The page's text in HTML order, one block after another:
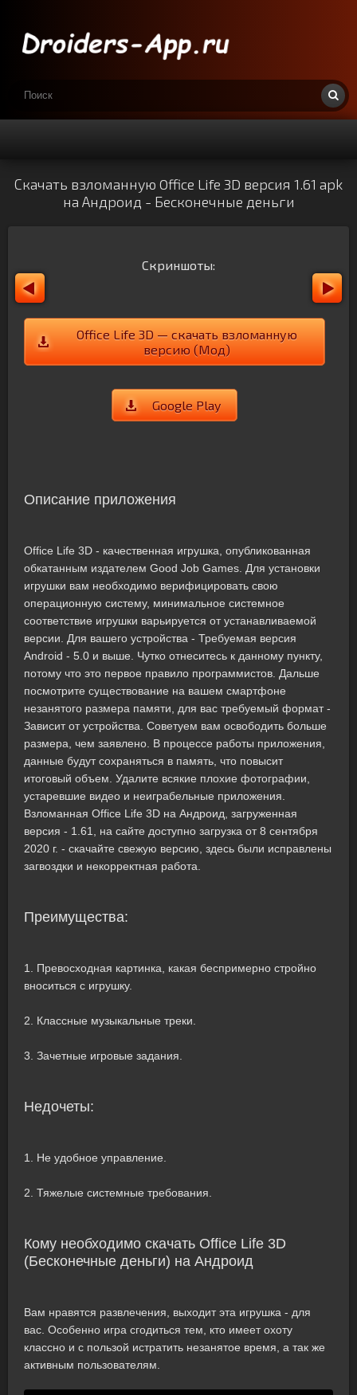
Скачать взломанную Office Life 3D версия 1.61 apk
на Андроид - Бесконечные деньги
Скриншоты:
Office Life 3D — скачать взломанную
версию (Мод)
Google Play
Описание приложения
Office Life 3D - качественная игрушка, опубликованная
обкатанным издателем Good Job Games. Для установки
игрушки вам необходимо верифицировать свою
операционную систему, минимальное системное
соответствие игрушки варьируется от устанавливаемой
версии. Для вашего устройства - Требуемая версия
Android - 5.0 и выше. Чутко отнеситесь к данному пункту,
потому что это первое правило программистов. Дальше
посмотрите существование на вашем смартфоне
незанятого размера памяти, для вас требуемый формат -
Зависит от устройства. Советуем вам освободить больше
размера, чем заявлено. В процессе работы приложения,
данные будут сохраняться в память, что повысит
итоговый объем. Удалите всякие плохие фотографии,
устаревшие видео и неиграбельные приложения.
Взломанная Office Life 3D на Андроид, загруженная
версия - 1.61, на сайте доступно загрузка от 8 сентября
2020 г. - скачайте свежую версию, здесь были исправлены
загвоздки и некорректная работа.
Преимущества:
1. Превосходная картинка, какая беспримерно стройно
вноситься с игрушку.
2. Классные музыкальные треки.
3. Зачетные игровые задания.
Недочеты:
1. Не удобное управление.
2. Тяжелые системные требования.
Кому необходимо скачать Office Life 3D
(Бесконечные деньги) на Андроид
Вам нравятся развлечения, выходит эта игрушка - для
вас. Особенно игра сгодиться тем, кто имеет охоту
классно и с пользой истратить незанятое время, а так же
активным пользователям.